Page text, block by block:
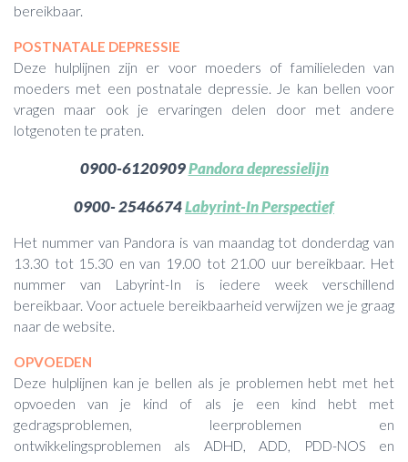
bereikbaar.
POSTNATALE DEPRESSIE
Deze hulplijnen zijn er voor moeders of familieleden van
moeders met een postnatale depressie. Je kan bellen voor
vragen maar ook je ervaringen delen door met andere
lotgenoten te praten.
0900-6120909Pandora depressielijn
0900- 2546674Labyrint-In Perspectief
Het nummer van Pandora is van maandag tot donderdag van
13.30 tot 15.30 en van 19.00 tot 21.00 uur bereikbaar. Het
nummer van Labyrint-In is iedere week verschillend
bereikbaar. Voor actuele bereikbaarheid verwijzen we je graag
naar de website.
OPVOEDEN
Deze hulplijnen kan je bellen als je problemen hebt met het
opvoeden van je kind of als je een kind hebt met
gedragsproblemen, leerproblemen en
ontwikkelingsproblemen als ADHD, ADD, PDD-NOS en